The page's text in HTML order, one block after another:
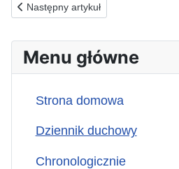
Poprzednia strona: 19.03.1991(w)
Następny artykuł
Menu główne
Strona domowa
Dziennik duchowy
Chronologicznie